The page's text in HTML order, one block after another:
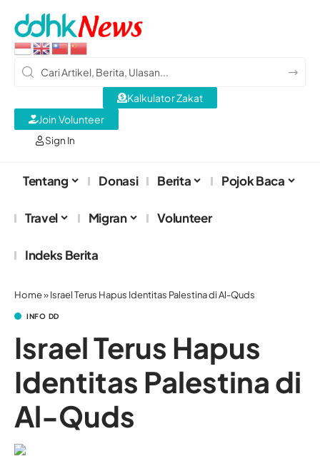
Sign In
Kalkulator Zakat
Join Volunteer
Tentang Donasi Berita Pojok Baca
Travel Migran Volunteer
Indeks Berita
Home»Israel Terus Hapus Identitas Palestina di Al-Quds
INFO DD
Israel Terus Hapus
Identitas Palestina di
Al-Quds